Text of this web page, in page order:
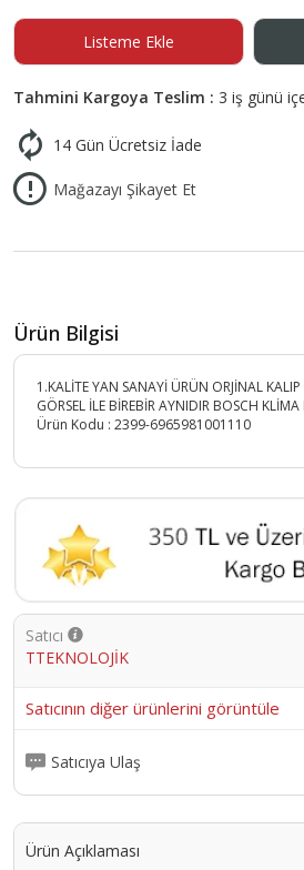
Listeme Ekle
Tahmini Kargoya Teslim : 3 iş günü
14 Gün Ücretsiz İade
Mağazayı Şikayet Et
Ürün Bilgisi
1.KALİTE YAN SANAYİ ÜRÜN ORJİNAL
GÖRSEL İLE BİREBİR AYNIDIR BOSCH
Ürün Kodu : 2399-6965981001110
Satıcı
TTEKNOLOJİK
Satıcının diğer ürünlerini görüntüle
Satıcıya Ulaş
Ürün Açıklaması